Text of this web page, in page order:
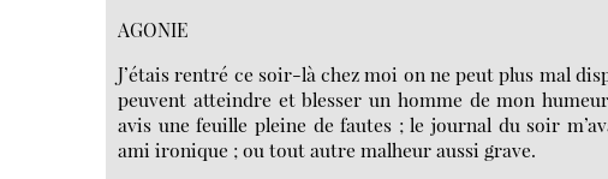
AGONIE
J’étais rentré ce soir-là chez moi on ne peut plus mal
peuvent atteindre et blesser un homme de mon
avis une feuille pleine de fautes ; le journal du soir
ami ironique ; ou tout autre malheur aussi grave.